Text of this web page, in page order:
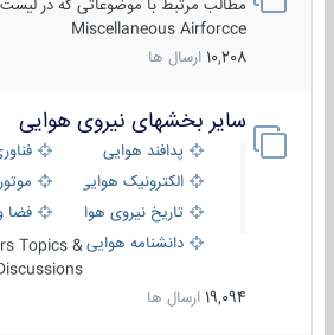
مطالب مرتبط با موضوعاتی که در لیست
Miscellaneous Airforcce
10,208 ارسال ها
سایر بخشهای نیروی هوایی
پدافند هوایی
الکترونیک هوایی
تاریخ نیروی هوایی
فضا و
دانشنامه هواییTopics &
Discussions
19,094 ارسال ها